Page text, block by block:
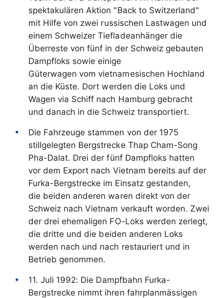
spektakulären Aktion "Back to Switzerland"
mit Hilfe von zwei russischen Lastwagen und
einem Schweizer Tiefladeanhänger die
Überreste von fünf in der Schweiz gebauten
Dampfloks sowie einige
Güterwagen vom vietnamesischen Hochland
an die Küste. Dort werden die Loks und
Wagen via Schiff nach Hamburg gebracht
und danach in die Schweiz transportiert.
Die Fahrzeuge stammen von der 1975
stillgelegten Bergstrecke Thap Cham-Song
Pha-Dalat. Drei der fünf Dampfloks hatten
vor dem Export nach Vietnam bereits auf der
Furka-Bergstrecke im Einsatz gestanden,
die beiden anderen waren direkt von der
Schweiz nach Vietnam verkauft worden. Zwei
der drei ehemaligen FO-Loks werden zerlegt,
die dritte und die beiden anderen Loks
werden nach und nach restauriert und in
Betrieb genommen.
11. Juli 1992: Die Dampfbahn Furka-
Bergstrecke nimmt ihren fahrplanmässigen